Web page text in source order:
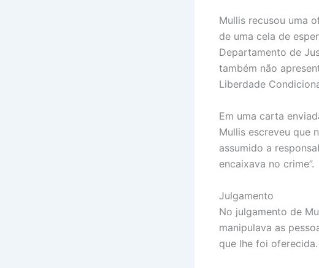
Mullis recusou uma
de uma cela de
Departamento de
também não
Liberdade
Em uma carta
Mullis escreveu que
assumido a
encaixava no crime”.
Julgamento
No julgamento de
manipulava as
que lhe foi oferecida.